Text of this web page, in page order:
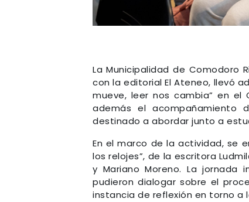
La Municipalidad de Comodoro
con la editorial El Ateneo, llevó
mueve, leer nos cambia” en el
además el acompañamiento
destinado a abordar junto a
En el marco de la actividad, se
los relojes”, de la escritora
y Mariano Moreno. La jornada
pudieron dialogar sobre el
instancia de reflexión en torno a